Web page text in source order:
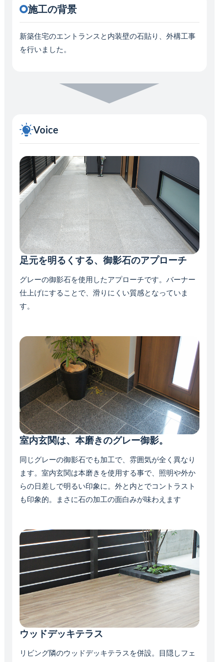
施工の背景
新築住宅のエントランスと内装壁の石貼り、外構工事
を行いました。
Voice
足元を明るくする、御影石のアプローチ
グレーの御影石を使用したアプローチです。バーナー
仕上げにすることで、滑りにくい質感となっていま
す。
室内玄関は、本磨きのグレー御影。
同じグレーの御影石でも加工で、雰囲気が全く異なり
ます。室内玄関は本磨きを使用する事で、照明や外か
らの日差しで明るい印象に。外と内とでコントラスト
も印象的。まさに石の加工の面白みが味わえます
ウッドデッキテラス
リビング隣のウッドデッキテラスを併設。目隠しフェ